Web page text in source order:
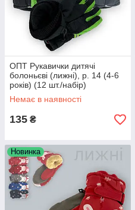
ОПТ Рукавички дитячі
болоньєві (лижні), р. 14 (4-6
років) (12 шт./набір)
Немає в наявності
135 ₴
Новинка